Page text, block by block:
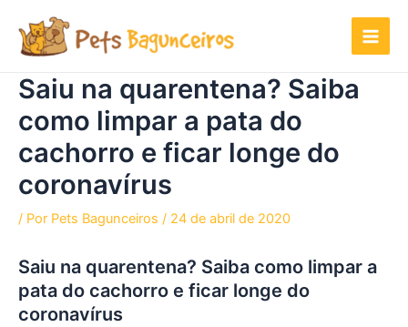
para
conteúdo
Saiu na quarentena? Saiba
como limpar a pata do
cachorro e ficar longe do
coronavírus
/ Por Pets Bagunceiros / 24 de abril de 2020
Saiu na quarentena? Saiba como limpar a
pata do cachorro e ficar longe do
coronavírus